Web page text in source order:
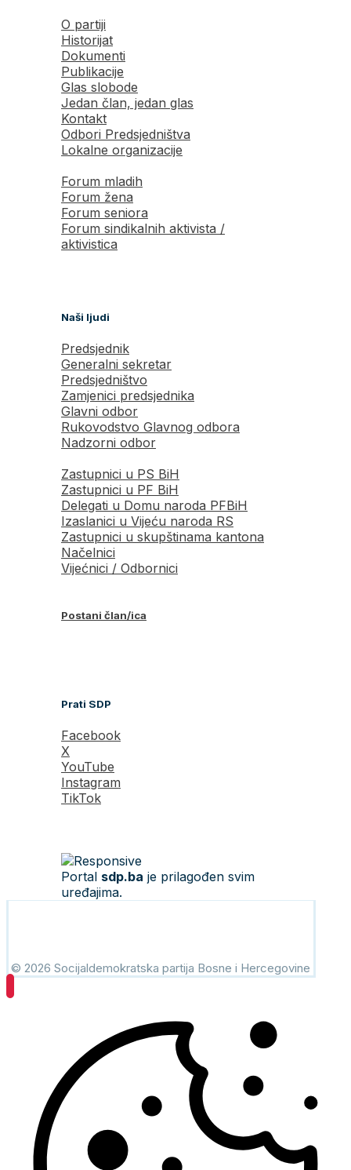
O partiji
Historijat
Dokumenti
Publikacije
Glas slobode
Jedan član, jedan glas
Kontakt
Odbori Predsjedništva
Lokalne organizacije
Forum mladih
Forum žena
Forum seniora
Forum sindikalnih aktivista /
aktivistica
Naši ljudi
Predsjednik
Generalni sekretar
Predsjedništvo
Zamjenici predsjednika
Glavni odbor
Rukovodstvo Glavnog odbora
Nadzorni odbor
Zastupnici u PS BiH
Zastupnici u PF BiH
Delegati u Domu naroda PFBiH
Izaslanici u Vijeću naroda RS
Zastupnici u skupštinama kantona
Načelnici
Vijećnici / Odbornici
Postani član/ica
Prati SDP
Facebook
X
YouTube
Instagram
TikTok
Portal sdp.ba je prilagođen svim
uređajima.
© 2026 Socijaldemokratska partija Bosne i Hercegovine